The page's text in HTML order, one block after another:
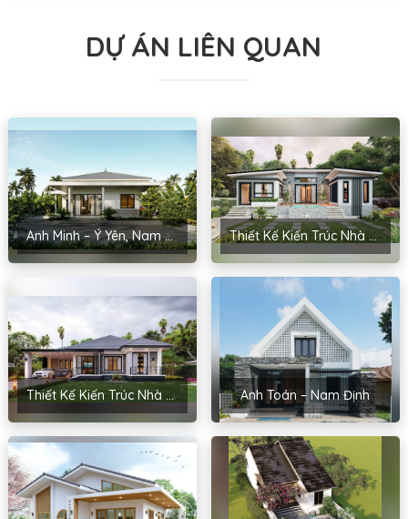
DỰ ÁN LIÊN QUAN
Anh Minh – Ý Yên, Nam Định
Anh Toán – Nam Định